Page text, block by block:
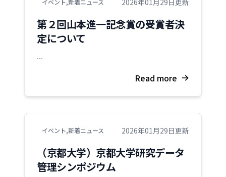
イベント,新着ニュース
第２回山本進一記念賞の受賞者決
定について
...
Read more
イベント,新着ニュース 2026年01月29日更新
（京都大学）京都大学研究データ
管理シンポジウム